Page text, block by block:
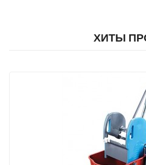
ХИТЫ